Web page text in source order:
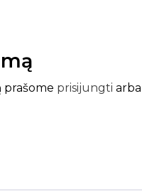
prašome prisijungti arba